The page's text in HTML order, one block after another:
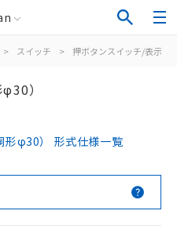
> スイッチ > 押ボタンスイッチ/表示灯
）
形φ30） 形式仕様一覧